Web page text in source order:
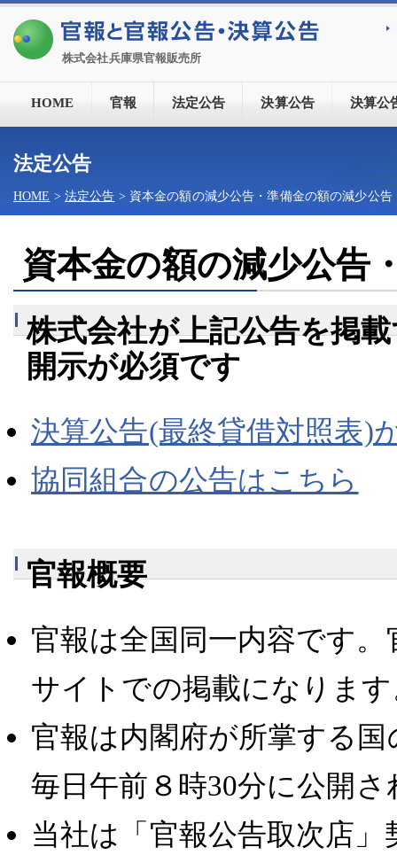
株式会社兵庫県官報販売所
HOME 官報 法定公告 決算公告 決算公
法定公告
HOME > 法定公告 > 資本金の額の減少公告・準備金の額の減少公告
資本金の額の減少公告
株式会社が上記公告を掲
開示が必須です
決算公告(最終貸借対照表)
協同組合の公告はこちら
官報概要
官報は全国同一内容です
サイトでの掲載になりま
官報は内閣府が所掌する
毎日午前８時30分に公開さ
当社は「官報公告取次店